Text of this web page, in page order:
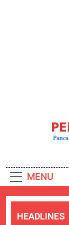
MENU
HEADLINES